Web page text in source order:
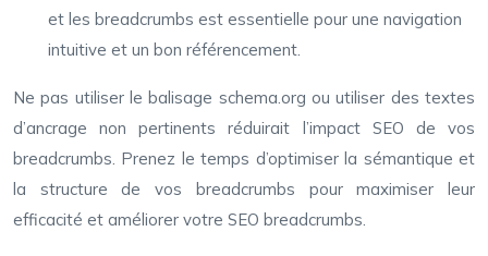
et les breadcrumbs est essentielle pour une navigation
intuitive et un bon référencement.
Ne pas utiliser le balisage schema.org ou utiliser des textes
d’ancrage non pertinents réduirait l’impact SEO de vos
breadcrumbs. Prenez le temps d’optimiser la sémantique et
la structure de vos breadcrumbs pour maximiser leur
efficacité et améliorer votre SEO breadcrumbs.